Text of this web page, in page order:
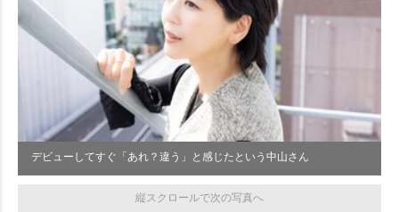
デビューしてすぐ「あれ？違う」と感じたという中山さん
縦スクロールで次の写真へ